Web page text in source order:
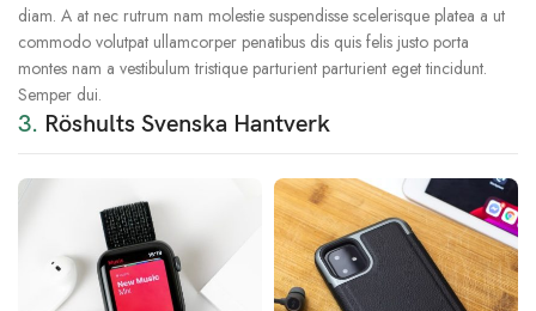
diam. A at nec rutrum nam molestie suspendisse scelerisque platea a ut
commodo volutpat ullamcorper penatibus dis quis felis justo porta
montes nam a vestibulum tristique parturient parturient eget tincidunt.
Semper dui.
3. Röshults Svenska Hantverk